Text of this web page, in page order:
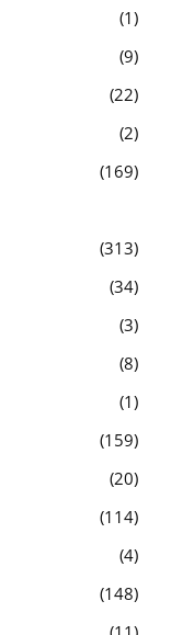
1
9
22
2
169
313
34
3
8
1
159
20
114
4
148